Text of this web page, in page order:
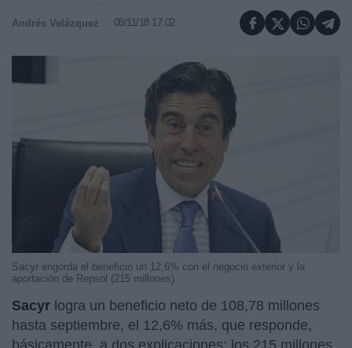
Andrés Velázquez 08/11/18 17:02
Sacyr engorda el beneficio un 12,6% con el negocio exterior y la
aportación de Repsol (215 millones)
Sacyr logra un beneficio neto de 108,78 millones
hasta septiembre, el 12,6% más, que responde,
básicamente, a dos explicaciones: los 215 millones